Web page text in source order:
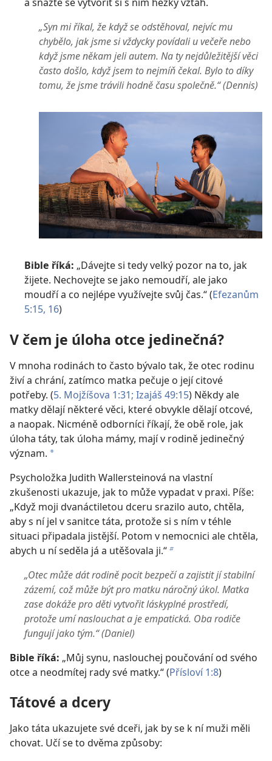
„Syn mi říkal, že když se odstěhoval, nejvíc mu
chybělo, jak jsme si vždycky povídali u večeře nebo
když jsme někam jeli autem. Na ty nejdůležitější věci
často došlo, když jsem to nejmíň čekal. Bylo to díky
tomu, že jsme trávili hodně času společně.“ (Dennis)
Bible říká: „Dávejte si tedy velký pozor na to, jak
žijete. Nechovejte se jako nemoudří, ale jako
moudří a co nejlépe využívejte svůj čas.“ (Efezanům
5:15, 16)
V čem je úloha otce jedinečná?
V mnoha rodinách to často bývalo tak, že otec rodinu
živí a chrání, zatímco matka pečuje o její citové
potřeby. (5. Mojžíšova 1:31; Izajáš 49:15) Někdy ale
matky dělají některé věci, které obvykle dělají otcové,
a naopak. Nicméně odborníci říkají, že obě role, jak
úloha táty, tak úloha mámy, mají v rodině jedinečný
význam. a
Psycholožka Judith Wallersteinová na vlastní
zkušenosti ukazuje, jak to může vypadat v praxi. Píše:
„Když moji dvanáctiletou dceru srazilo auto, chtěla,
aby s ní jel v sanitce táta, protože si s ním v téhle
situaci připadala jistější. Potom v nemocnici ale chtěla,
abych u ní seděla já a utěšovala ji.“b
„Otec může dát rodině pocit bezpečí a zajistit jí stabilní
zázemí, což může být pro matku náročný úkol. Matka
zase dokáže pro děti vytvořit láskyplné prostředí,
protože umí naslouchat a je empatická. Oba rodiče
fungují jako tým.“ (Daniel)
Bible říká: „Můj synu, naslouchej poučování od svého
otce a neodmítej rady své matky.“ (Přísloví 1:8)
Tátové a dcery
Jako táta ukazujete své dceři, jak by se k ní muži měli
chovat. Učí se to dvěma způsoby: